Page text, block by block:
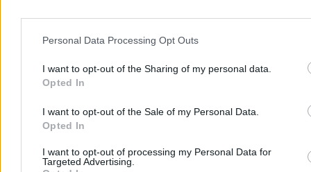
Personal Data Processing Opt Outs
I want to opt-out of the Sharing of my personal data.
Opted In
I want to opt-out of the Sale of my Personal Data.
Opted In
I want to opt-out of processing my Personal Data for
Targeted Advertising.
11:08Krytykował Putina. Śledczy o Rosjaninie zastrzelonym w
Tragedia w Mszanie Dolnej. Makabryczne odkrycie podczas
Aresztowanie Kraskowskiego. „Poważne uchybienia
procesowe”
Zapowiedź nowego traktatu z Niemcami. Umowa bez
gwarancji wzajemnej obrony
Katastrofa bombowca B-52 w Kalifornii. Osiem osób zginęło
Po 1142 dniach wrócili do domu. Gdańszczanie objechali
świat na rowerach